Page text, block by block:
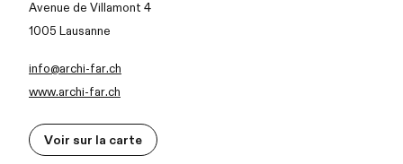
Avenue de Villamont 4
1005 Lausanne
info@archi-far.ch
www.archi-far.ch
Voir sur la carte